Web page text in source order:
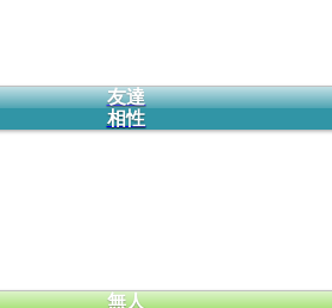
友達
相性
無人